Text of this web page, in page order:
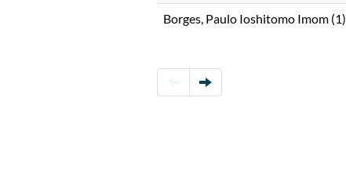
Borges, Paulo Ioshitomo Imom (1)